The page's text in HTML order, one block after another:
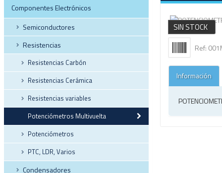
Componentes Electrónicos
Semiconductores
Resistencias
Resistencias Carbón
Resistencias Cerámica
Resistencias variables
Potenciómetros Multivuelta
Potenciómetros
PTC, LDR, Varios
Condensadores
SIN STOCK
Ref:
Información